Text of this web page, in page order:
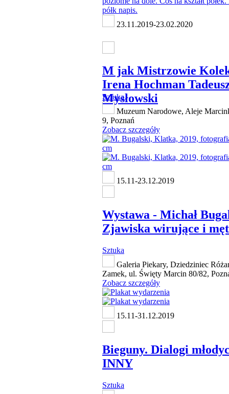
23.11.2019-23.02.2020
M jak Mistrzowie
Irena Hochman
Mysłowski
Sztuka
Muzeum Narodowe, Aleje
9, Poznań
Zobacz szczegóły
15.11-23.12.2019
Wystawa - Michał
Zjawiska wirujące i
Sztuka
Galeria Piekary, Dziedziniec
Zamek, ul. Święty Marcin 80/82,
Zobacz szczegóły
15.11-31.12.2019
Bieguny. Dialogi
INNY
Sztuka